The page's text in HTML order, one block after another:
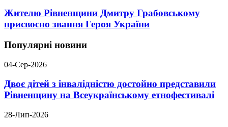
Жителю Рівненщини Дмитру Грабовському
присвоєно звання Героя України
Популярні новини
04-Сер-2026
Двоє дітей з інвалідністю достойно представили
Рівненщину на Всеукраїнському етнофестивалі
28-Лип-2026